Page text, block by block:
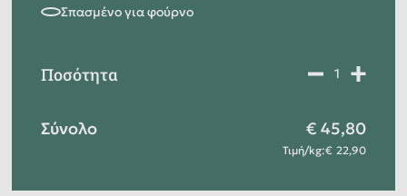
Ποσότητα
Σύνολο 45,80
Τιμή/kg: 22,90